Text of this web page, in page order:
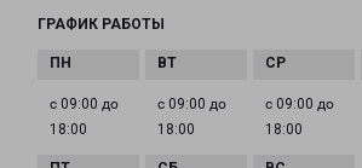
ГРАФИК РАБОТЫ
с 09:00 до
18:00
с 09:00 до
18:00
с 09:00 до
18:00